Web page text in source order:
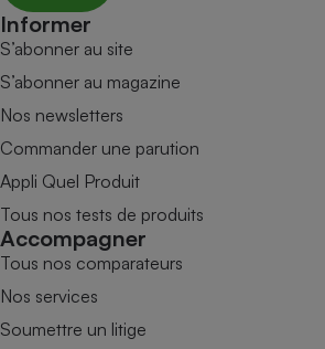
Informer
S’abonner au site
S’abonner au magazine
Nos newsletters
Commander une parution
Appli Quel Produit
Tous nos tests de produits
Accompagner
Tous nos comparateurs
Nos services
Soumettre un litige